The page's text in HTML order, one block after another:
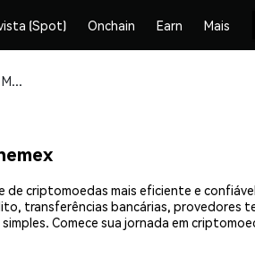
(Spot) Onchain Earn Mais
Compre e armazene Mambo (MAMBO) com segurança
de criptomoedas mais eficiente e
transferências bancárias, provedores
Comece sua jornada em